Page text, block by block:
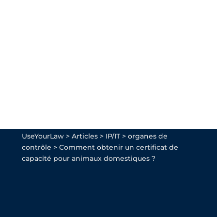
UseYourLaw> Articles> IP/IT> organes de
contrôle > Comment obtenir un certificat de
capacité pour animaux domestiques ?